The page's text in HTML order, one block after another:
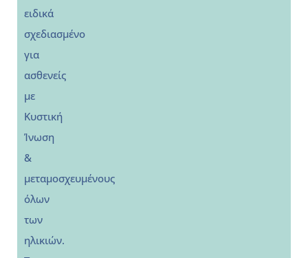
ειδικά
σχεδιασμένο
για
ασθενείς
με
Κυστική
Ίνωση
&
μεταμοσχευμένους
όλων
των
ηλικιών.